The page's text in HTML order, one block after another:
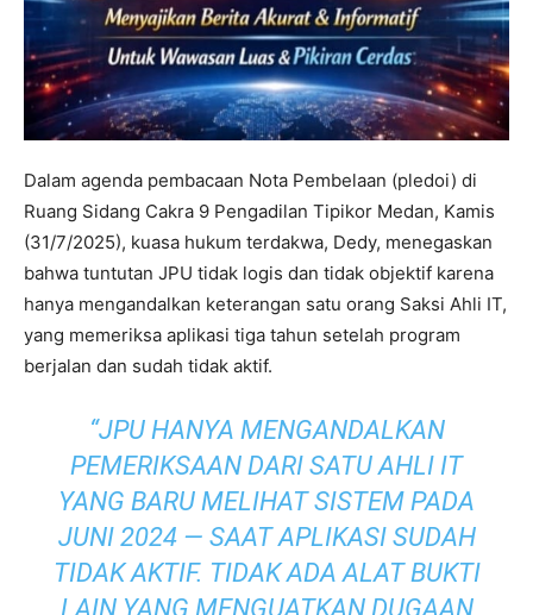
Dalam agenda pembacaan Nota Pembelaan (pledoi) di
Ruang Sidang Cakra 9 Pengadilan Tipikor Medan, Kamis
(31/7/2025), kuasa hukum terdakwa, Dedy, menegaskan
bahwa tuntutan JPU tidak logis dan tidak objektif karena
hanya mengandalkan keterangan satu orang Saksi Ahli IT,
yang memeriksa aplikasi tiga tahun setelah program
berjalan dan sudah tidak aktif.
“JPU HANYA MENGANDALKAN
PEMERIKSAAN DARI SATU AHLI IT
YANG BARU MELIHAT SISTEM PADA
JUNI 2024 — SAAT APLIKASI SUDAH
TIDAK AKTIF. TIDAK ADA ALAT BUKTI
LAIN YANG MENGUATKAN DUGAAN